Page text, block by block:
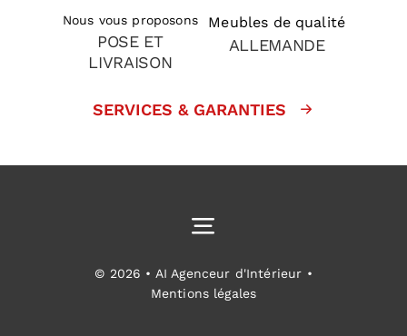
Nous vous proposons
POSE ET
LIVRAISON
Meubles de qualité
ALLEMANDE
SERVICES & GARANTIES
Toggle
Navigation
Cuisines équipées
© 2026 • AI Agenceur d'Intérieur •
Mentions légales